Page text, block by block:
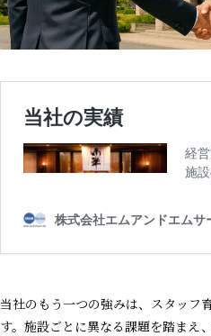
当社のもう一つの強みは、スタッフ
す。施設ごとに異なる課題を踏まえ